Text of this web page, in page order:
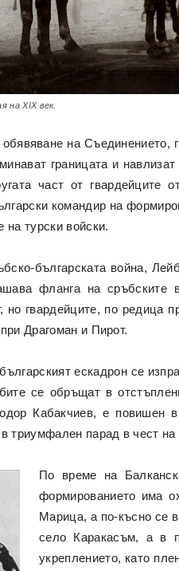
на XIX век.
на Съединението,
границата и
част от гвардейците
командир на
на турски войски.
българската война,
фланга на
но гвардейците, по редица
Драгоман и Пирот.
ескадрон се
се обръщат в
Кабакчиев, е
в триумфален парад в чест на
По време на
формированието има
Марица, а по-късно се
село Каракасъм, а в
укреплението, като